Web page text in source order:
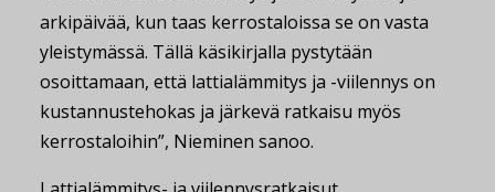
arkipäivää, kun taas kerrostaloissa se on vasta
yleistymässä. Tällä käsikirjalla pystytään
osoittamaan, että lattialämmitys ja -viilennys on
kustannustehokas ja järkevä ratkaisu myös
kerrostaloihin”, Nieminen sanoo.